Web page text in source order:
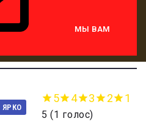
МЫ ВАМ
ЯРКО
5 4 3 2 1
5 (1 голос)